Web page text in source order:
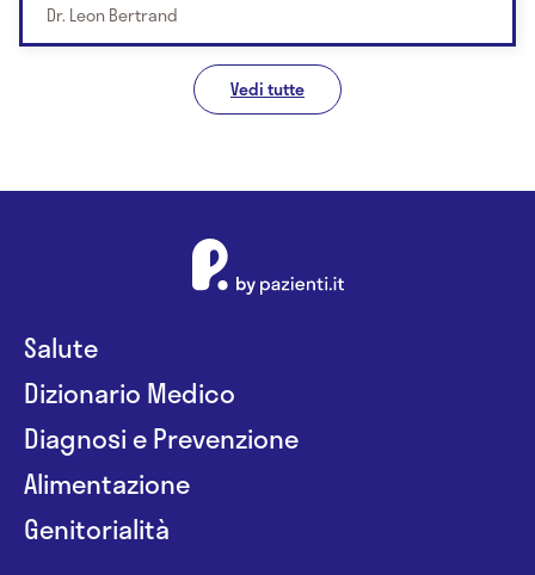
Dr. Leon Bertrand
Vedi tutte
Salute
Dizionario Medico
Diagnosi e Prevenzione
Alimentazione
Genitorialità